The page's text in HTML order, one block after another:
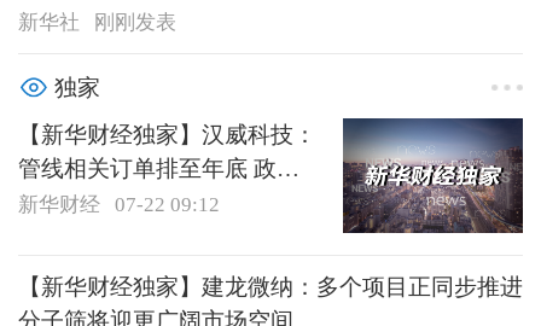
新华社 刚刚发表
独家
【新华财经独家】汉威科技：
管线相关订单排至年底 政策
红利仍处于释放期
新华财经 07-22 09:12
【新华财经独家】建龙微纳：多个项目正同步推进
分子筛将迎更广阔市场空间